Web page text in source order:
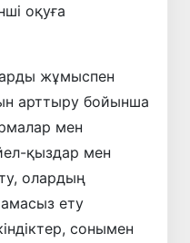
оқуға
жұмыспен
арттыру бойынша
мен
қыздар мен
олардың
ету
сонымен